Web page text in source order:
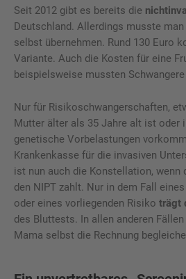
Seit 2012 gibt es bereits die
Deutschland. Allerdings musste
selbst übernehmen. Rund 130 Euro
Variante. Auch die Kosten für eine
beispielsweise mussten
Nur für Risikoschwangerschaften,
Mutter älter als 35 Jahre alt ist oder
genetische Vorbelastungen
Krankenkasse für die invasiven
ist nun auch die Konstellation, wenn
den NIPT zahlt. Nur in dem Fall
oder eines vorliegenden Risiko trägt
des Bluttests. In allen anderen
Mama selbst die Rechnung